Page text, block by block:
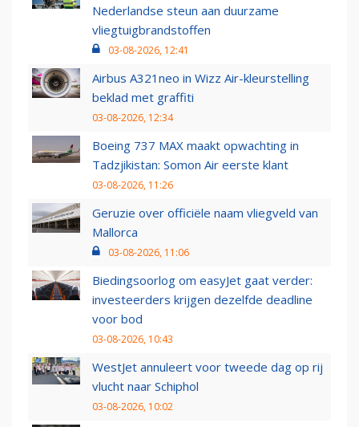
Nederlandse steun aan duurzame
vliegtuigbrandstoffen
03-08-2026, 12:41
Airbus A321neo in Wizz Air-kleurstelling
beklad met graffiti
03-08-2026, 12:34
Boeing 737 MAX maakt opwachting in
Tadzjikistan: Somon Air eerste klant
03-08-2026, 11:26
Geruzie over officiële naam vliegveld van
Mallorca
03-08-2026, 11:06
Biedingsoorlog om easyJet gaat verder:
investeerders krijgen dezelfde deadline
voor bod
03-08-2026, 10:43
WestJet annuleert voor tweede dag op rij
vlucht naar Schiphol
03-08-2026, 10:02